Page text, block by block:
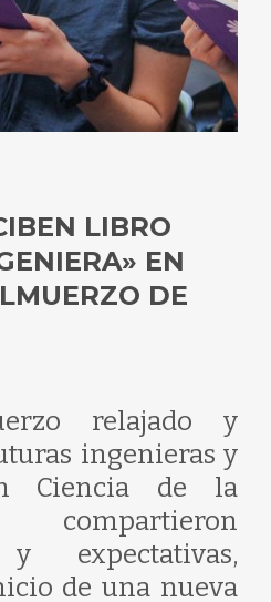
LIBRO
EN
DE
relajado y
ingenieras y
Ciencia de la
compartieron
y expectativas,
de una nueva